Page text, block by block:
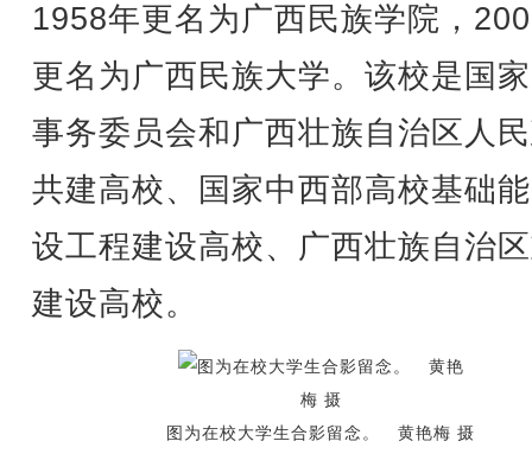
1958年更名为广西民族学院，
更名为广西民族大学。该校是国
事务委员会和广西壮族自治区人
共建高校、国家中西部高校基础
设工程建设高校、广西壮族自治
建设高校。
图为在校大学生合影留念。 黄艳梅 摄